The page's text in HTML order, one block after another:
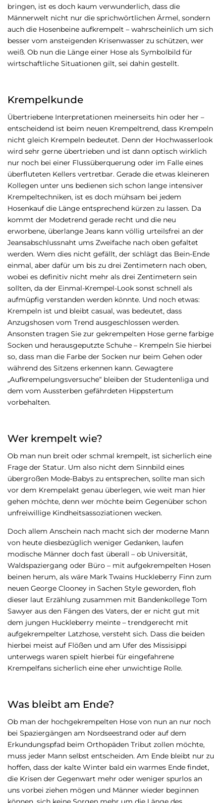
bringen, ist es doch kaum verwunderlich, dass die
Männerwelt nicht nur die sprichwörtlichen Ärmel, sondern
auch die Hosenbeine aufkrempelt – wahrscheinlich um sich
besser vom ansteigenden Krisenwasser zu schützen, wer
weiß. Ob nun die Länge einer Hose als Symbolbild für
wirtschaftliche Situationen gilt, sei dahin gestellt.
Krempelkunde
Übertriebene Interpretationen meinerseits hin oder her –
entscheidend ist beim neuen Krempeltrend, dass Krempeln
nicht gleich Krempeln bedeutet. Denn der Hochwasserlook
wird sehr gerne übertrieben und ist dann optisch wirklich
nur noch bei einer Flussüberquerung oder im Falle eines
überfluteten Kellers vertretbar. Gerade die etwas kleineren
Kollegen unter uns bedienen sich schon lange intensiver
Krempeltechniken, ist es doch mühsam bei jedem
Hosenkauf die Länge entsprechend kürzen zu lassen. Da
kommt der Modetrend gerade recht und die neu
erworbene, überlange Jeans kann völlig urteilsfrei an der
Jeansabschlussnaht ums Zweifache nach oben gefaltet
werden. Wem dies nicht gefällt, der schlägt das Bein-Ende
einmal, aber dafür um bis zu drei Zentimetern nach oben,
wobei es definitiv nicht mehr als drei Zentimetern sein
sollten, da der Einmal-Krempel-Look sonst schnell als
aufmüpfig verstanden werden könnte. Und noch etwas:
Krempeln ist und bleibt casual, was bedeutet, dass
Anzugshosen vom Trend ausgeschlossen werden.
Ansonsten tragen Sie zur gekrempelten Hose gerne farbige
Socken und herausgeputzte Schuhe – Krempeln Sie hierbei
so, dass man die Farbe der Socken nur beim Gehen oder
während des Sitzens erkennen kann. Gewagtere
„Aufkrempelungsversuche“ bleiben der Studentenliga und
dem vom Aussterben gefährdeten Hippstertum
vorbehalten.
Wer krempelt wie?
Ob man nun breit oder schmal krempelt, ist sicherlich eine
Frage der Statur. Um also nicht dem Sinnbild eines
übergroßen Mode-Babys zu entsprechen, sollte man sich
vor dem Krempelakt genau überlegen, wie weit man hier
gehen möchte, denn wer möchte beim Gegenüber schon
unfreiwillige Kindheitsassoziationen wecken.
Doch allem Anschein nach macht sich der moderne Mann
von heute diesbezüglich weniger Gedanken, laufen
modische Männer doch fast überall – ob Universität,
Waldspaziergang oder Büro – mit aufgekrempelten Hosen
beinen herum, als wäre Mark Twains Huckleberry Finn zum
neuen George Clooney in Sachen Style geworden, floh
dieser laut Erzählung zusammen mit Bandenkollege Tom
Sawyer aus den Fängen des Vaters, der er nicht gut mit
dem jungen Huckleberry meinte – trendgerecht mit
aufgekrempelter Latzhose, versteht sich. Dass die beiden
hierbei meist auf Flößen und am Ufer des Missisippi
unterwegs waren spielt hierbei für eingefahrene
Krempelfans sicherlich eine eher unwichtige Rolle.
Was bleibt am Ende?
Ob man der hochgekrempelten Hose von nun an nur noch
bei Spaziergängen am Nordseestrand oder auf dem
Erkundungspfad beim Orthopäden Tribut zollen möchte,
muss jeder Mann selbst entscheiden. Am Ende bleibt nur zu
hoffen, dass der kalte Winter bald ein warmes Ende findet,
die Krisen der Gegenwart mehr oder weniger spurlos an
uns vorbei ziehen mögen und Männer wieder beginnen